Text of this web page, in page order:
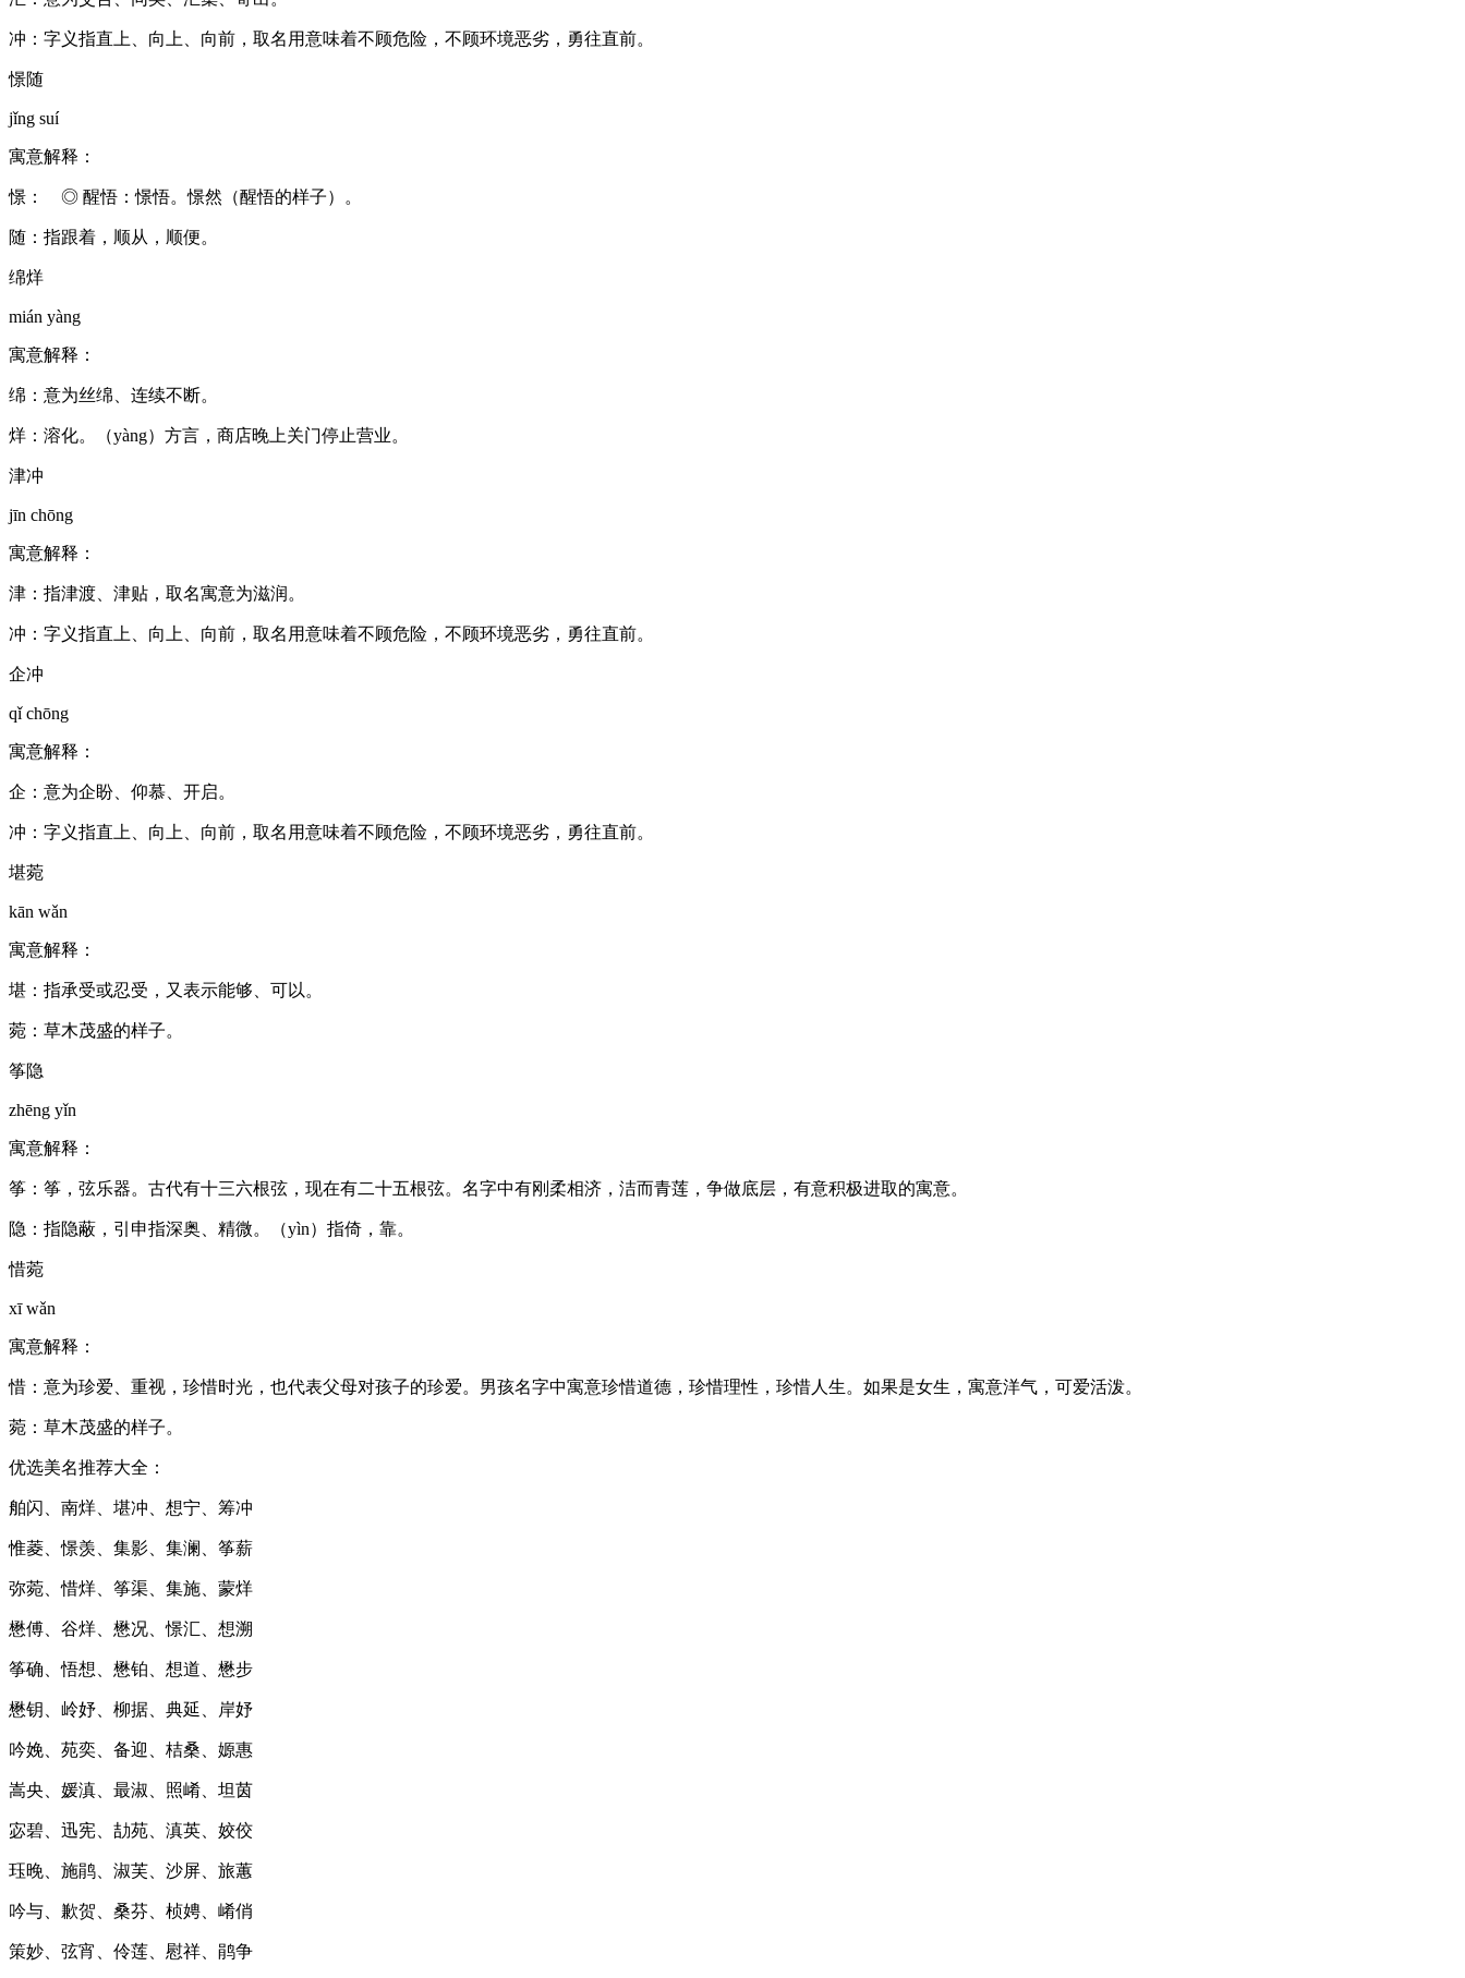
冲：字义指直上、向上、向前，取名用意味着不顾危险，不顾环境恶劣，勇往直前。
憬随
jǐng suí
寓意解释：
憬： ◎ 醒悟：憬悟。憬然（醒悟的样子）。
随：指跟着，顺从，顺便。
绵烊
mián yàng
寓意解释：
绵：意为丝绵、连续不断。
烊：溶化。（yàng）方言，商店晚上关门停止营业。
津冲
jīn chōng
寓意解释：
津：指津渡、津贴，取名寓意为滋润。
冲：字义指直上、向上、向前，取名用意味着不顾危险，不顾环境恶劣，勇往直前。
企冲
qǐ chōng
寓意解释：
企：意为企盼、仰慕、开启。
冲：字义指直上、向上、向前，取名用意味着不顾危险，不顾环境恶劣，勇往直前。
堪菀
kān wǎn
寓意解释：
堪：指承受或忍受，又表示能够、可以。
菀：草木茂盛的样子。
筝隐
zhēng yǐn
寓意解释：
筝：筝，弦乐器。古代有十三六根弦，现在有二十五根弦。名字中有刚柔相济，洁而青莲，争做底层，有意积极进取的寓意。
隐：指隐蔽，引申指深奥、精微。（yìn）指倚，靠。
惜菀
xī wǎn
寓意解释：
惜：意为珍爱、重视，珍惜时光，也代表父母对孩子的珍爱。男孩名字中寓意珍惜道德，珍惜理性，珍惜人生。如果是女生，寓意洋气，可爱活泼。
菀：草木茂盛的样子。
优选美名推荐大全：
舶闪、南烊、堪冲、想宁、筹冲
惟菱、憬羡、集影、集澜、筝薪
弥菀、惜烊、筝渠、集施、蒙烊
懋傅、谷烊、懋况、憬汇、想溯
筝确、悟想、懋铂、想道、懋步
懋钥、岭妤、柳据、典延、岸妤
吟娩、苑奕、备迎、桔桑、嫄惠
嵩央、媛滇、最淑、照崤、坦茵
宓碧、迅宪、劼苑、滇英、姣佼
珏晚、施鹃、淑芙、沙屏、旅蕙
吟与、歉贺、桑芬、桢娉、崤俏
策妙、弦宵、伶莲、慰祥、鹃争